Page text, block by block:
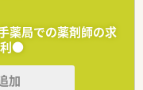
ス残業がないよう会社と
110日と別で7日間有給休
での取得など選ぶことが
できます。
薬局での薬剤師の求
利●
加